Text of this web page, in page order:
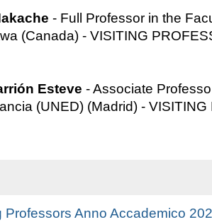
- Full Professor in the
(Canada) - VISITING
Esteve - Associate
(UNED) (Madrid) -
Professors Anno Accademico